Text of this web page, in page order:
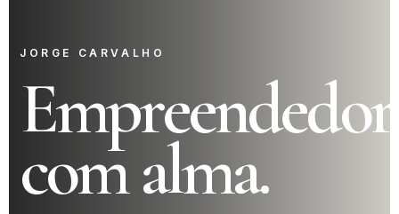
JORGE CARVALHO
com alma.